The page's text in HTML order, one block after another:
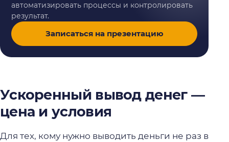
автоматизировать процессы и контролировать
результат.
Записаться на презентацию
Ускоренный вывод денег —
цена и условия
Для тех, кому нужно выводить деньги не раз в